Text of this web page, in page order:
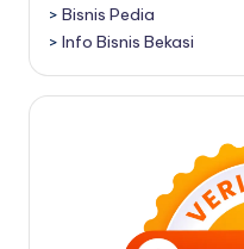
> Bisnis Pedia
> Info Bisnis Bekasi